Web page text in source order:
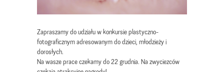
Zapraszamy do udziału w konkursie plastyczno-
fotograficznym adresowanym do dzieci, młodzieży i
dorosłych.
Na wasze prace czekamy do 22 grudnia. Na zwyciezców